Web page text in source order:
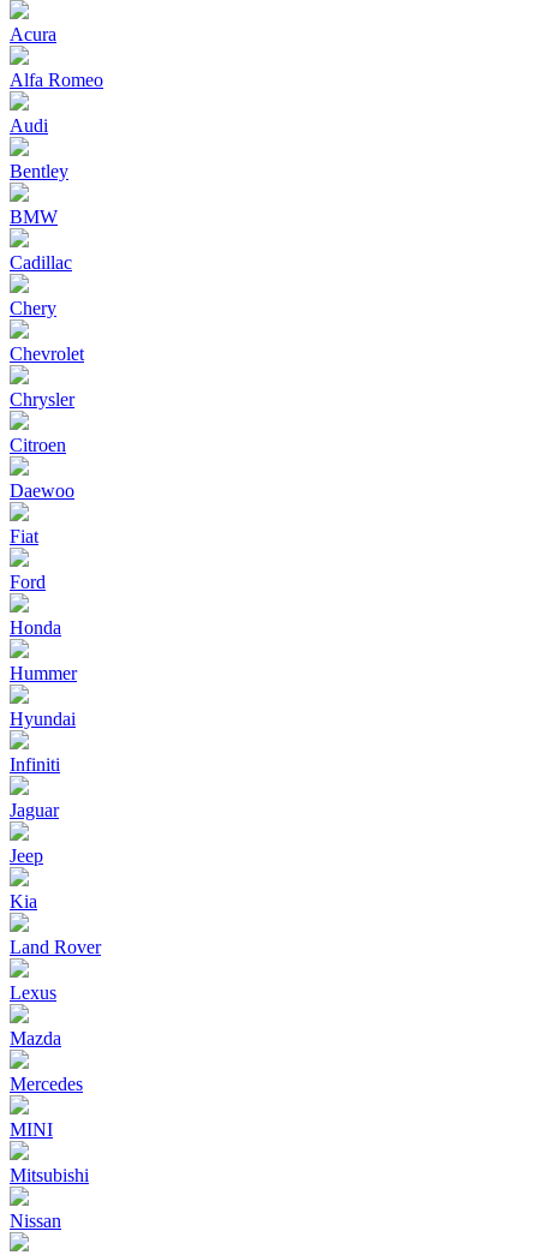
Acura
Alfa Romeo
Audi
Bentley
BMW
Cadillac
Chery
Chevrolet
Chrysler
Citroen
Daewoo
Fiat
Ford
Honda
Hummer
Hyundai
Infiniti
Jaguar
Jeep
Kia
Land Rover
Lexus
Mazda
Mercedes
MINI
Mitsubishi
Nissan